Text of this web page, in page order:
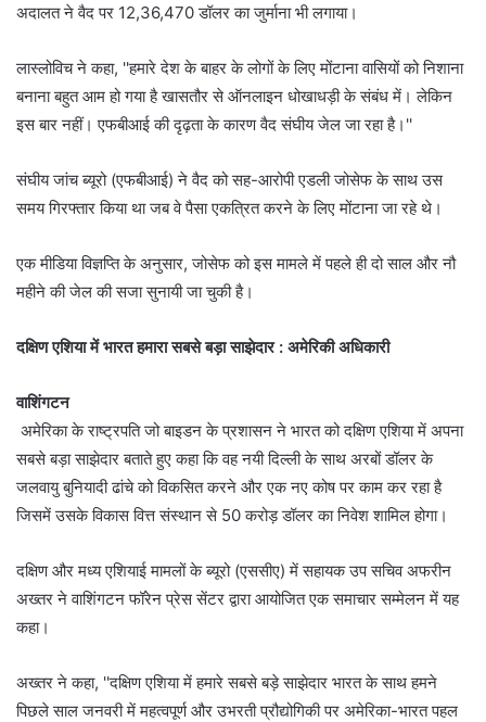
अदालत ने वैद पर 12,36,470 डॉलर का जुर्माना भी लगाया।
लास्लोविच ने कहा, ''हमारे देश के बाहर के लोगों के लिए मोंटाना वासियों को निशाना
बनाना बहुत आम हो गया है खासतौर से ऑनलाइन धोखाधड़ी के संबंध में। लेकिन
इस बार नहीं। एफबीआई की दृढ़ता के कारण वैद संघीय जेल जा रहा है।''
संघीय जांच ब्यूरो (एफबीआई) ने वैद को सह-आरोपी एडली जोसेफ के साथ उस
समय गिरफ्तार किया था जब वे पैसा एकत्रित करने के लिए मोंटाना जा रहे थे।
एक मीडिया विज्ञप्ति के अनुसार, जोसेफ को इस मामले में पहले ही दो साल और नौ
महीने की जेल की सजा सुनायी जा चुकी है।
दक्षिण एशिया में भारत हमारा सबसे बड़ा साझेदार : अमेरिकी अधिकारी
वाशिंगटन
अमेरिका के राष्ट्रपति जो बाइडन के प्रशासन ने भारत को दक्षिण एशिया में अपना
सबसे बड़ा साझेदार बताते हुए कहा कि वह नयी दिल्ली के साथ अरबों डॉलर के
जलवायु बुनियादी ढांचे को विकसित करने और एक नए कोष पर काम कर रहा है
जिसमें उसके विकास वित्त संस्थान से 50 करोड़ डॉलर का निवेश शामिल होगा।
दक्षिण और मध्य एशियाई मामलों के ब्यूरो (एससीए) में सहायक उप सचिव अफरीन
अख्तर ने वाशिंगटन फॉरेन प्रेस सेंटर द्वारा आयोजित एक समाचार सम्मेलन में यह
कहा।
अख्तर ने कहा, ''दक्षिण एशिया में हमारे सबसे बड़े साझेदार भारत के साथ हमने
पिछले साल जनवरी में महत्वपूर्ण और उभरती प्रौद्योगिकी पर अमेरिका-भारत पहल